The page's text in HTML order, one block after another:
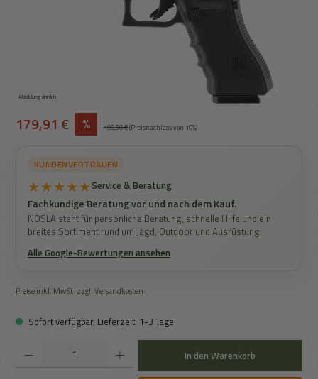
Abbildung ähnlich
Verkaufspreis:
179,91 € % Regulärer Preis:
199,90 €(Preisnachlass von 10%)
KUNDENVERTRAUEN
★★★★★Service & Beratung
Fachkundige Beratung vor und nach dem Kauf.
NOSLA steht für persönliche Beratung, schnelle Hilfe und ein
breites Sortiment rund um Jagd, Outdoor und Ausrüstung.
Alle Google-Bewertungen ansehen
Preise inkl. MwSt. zzgl. Versandkosten
Sofort verfügbar, Lieferzeit: 1-3 Tage
In den Warenkorb